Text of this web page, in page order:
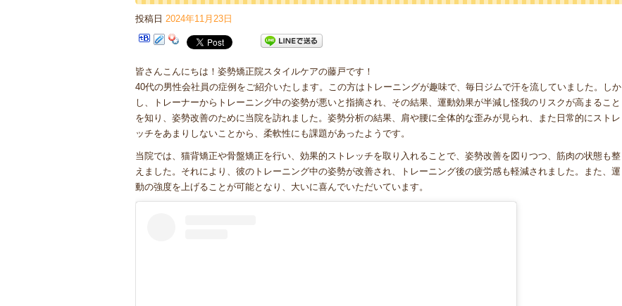
ア
投稿日 2024年11月23日
皆さんこんにちは！姿勢矯正院スタイルケアの藤戸です！
40代の男性会社員の症例をご紹介いたします。この方はトレーニングが趣味で、毎日ジムで汗を流していました。しか
し、トレーナーからトレーニング中の姿勢が悪いと指摘され、その結果、運動効果が半減し怪我のリスクが高まること
を知り、姿勢改善のために当院を訪れました。姿勢分析の結果、肩や腰に全体的な歪みが見られ、また日常的にストレ
ッチをあまりしないことから、柔軟性にも課題があったようです。
当院では、猫背矯正や骨盤矯正を行い、効果的ストレッチを取り入れることで、姿勢改善を図りつつ、筋肉の状態も整
えました。それにより、彼のトレーニング中の姿勢が改善され、トレーニング後の疲労感も軽減されました。また、運
動の強度を上げることが可能となり、大いに喜んでいただいています。